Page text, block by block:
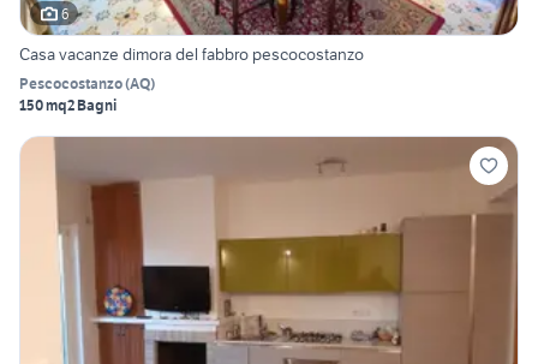
6
Casa vacanze dimora del fabbro pescocostanzo
Pescocostanzo(AQ)
150 mq2 Bagni